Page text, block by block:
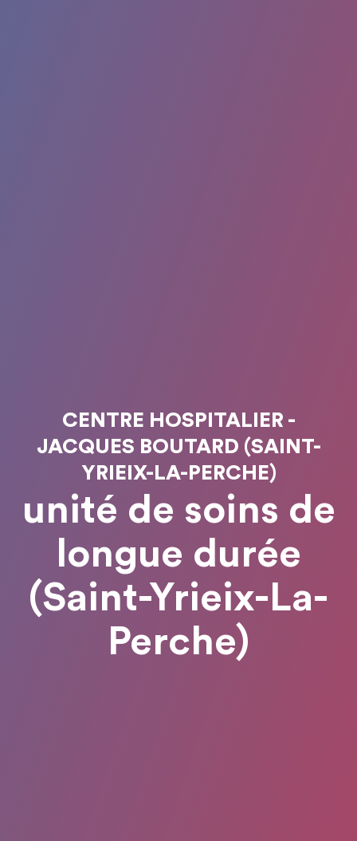
CENTRE HOSPITALIER -
JACQUES BOUTARD (SAINT-
YRIEIX-LA-PERCHE)
unité de soins de
longue durée
(Saint-Yrieix-La-
Perche)